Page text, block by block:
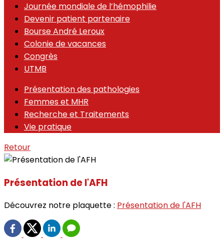
Journée mondiale de l’hémophilie
Devenir patient partenaire
Bourse André Leroux
Colonie de vacances
Congrès
UTMB
Présentation des pathologies
Femmes et MHR
Recherche et Traitements
Vie pratique
Retour
Présentation de l'AFH
Découvrez notre plaquette : Présentation de l'AFH